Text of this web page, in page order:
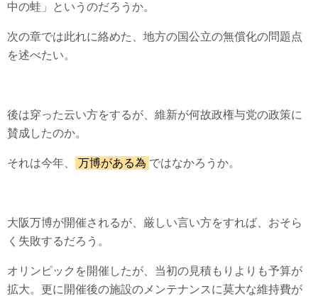
中の蛙」というのだろうか。
次の章では此れに絡めた、地方の国公立の無償化の問題点
を述べたい。
後は穿った云い方をするが、維新が何故政権与党の政策に
賛成したのか。
それは今年、 万博がある為 ではなかろうか。
大阪万博が開催されるが、厳しい言い方をすれば、おそら
く失敗するだろう。
オリンピックを開催したが、当初の見積もりよりも予算が
拡大。更に開催後の施設のメンテナンスに莫大な維持費が